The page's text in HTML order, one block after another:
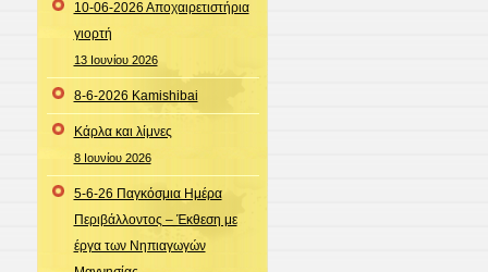
10-06-2026 Αποχαιρετιστήρια
γιορτή
13 Ιουνίου 2026
8-6-2026 Kamishibai
Κάρλα και λίμνες
8 Ιουνίου 2026
5-6-26 Παγκόσμια Ημέρα
Περιβάλλοντος – Έκθεση με
έργα των Νηπιαγωγών